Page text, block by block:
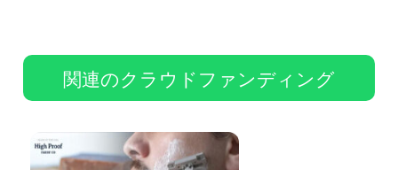
関連のクラウドファンディング